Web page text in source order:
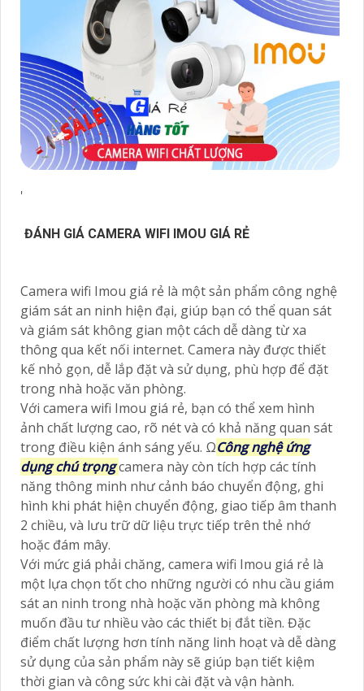
'
ĐÁNH GIÁ CAMERA WIFI IMOU GIÁ RẺ
Camera wifi Imou giá rẻ là một sản phẩm công nghệ
giám sát an ninh hiện đại, giúp bạn có thể quan sát
và giám sát không gian một cách dễ dàng từ xa
thông qua kết nối internet. Camera này được thiết
kế nhỏ gọn, dễ lắp đặt và sử dụng, phù hợp để đặt
trong nhà hoặc văn phòng.
Với camera wifi Imou giá rẻ, bạn có thể xem hình
ảnh chất lượng cao, rõ nét và có khả năng quan sát
trong điều kiện ánh sáng yếu. ΩCông nghệ ứng
dụng chú trọngcamera này còn tích hợp các tính
năng thông minh như cảnh báo chuyển động, ghi
hình khi phát hiện chuyển động, giao tiếp âm thanh
2 chiều, và lưu trữ dữ liệu trực tiếp trên thẻ nhớ
hoặc đám mây.
Với mức giá phải chăng, camera wifi Imou giá rẻ là
một lựa chọn tốt cho những người có nhu cầu giám
sát an ninh trong nhà hoặc văn phòng mà không
muốn đầu tư nhiều vào các thiết bị đắt tiền. Đặc
điểm chất lượng hơn tính năng linh hoạt và dễ dàng
sử dụng của sản phẩm này sẽ giúp bạn tiết kiệm
thời gian và công sức khi cài đặt và vận hành.